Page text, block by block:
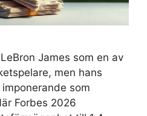
James som en av
men hans
som
Forbes 2026